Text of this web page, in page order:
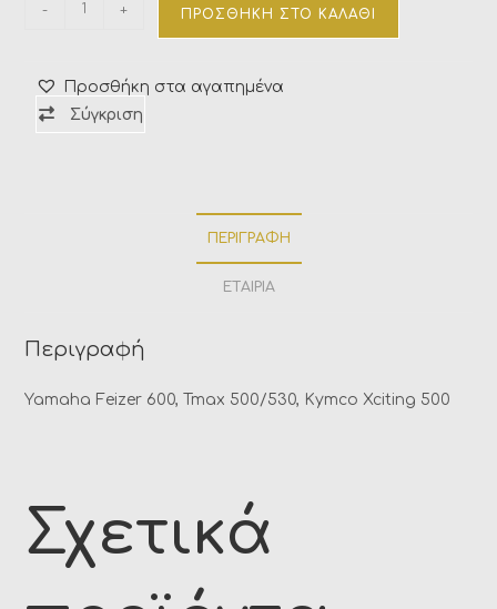
- + ΠΡΟΣΘΉΚΗ ΣΤΟ ΚΑΛΆΘΙ
Προσθήκη στα αγαπημένα
Σύγκριση
ΠΕΡΙΓΡΑΦΉ
ΕΤΑΙΡΊΑ
Περιγραφή
Yamaha Feizer 600, Tmax 500/530, Kymco Xciting 500
Σχετικά